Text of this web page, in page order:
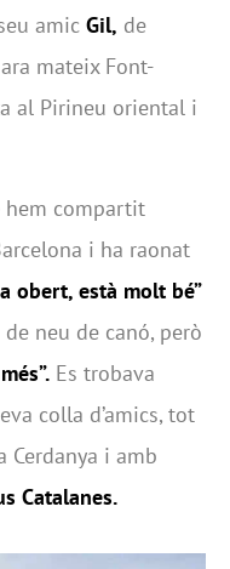
amic Gil, de
mateix Font-
al Pirineu oriental i
hem compartit
i ha raonat
obert, està molt bé”
neu de canó, però
Es trobava
colla d’amics, tot
Cerdanya i amb
Catalanes.